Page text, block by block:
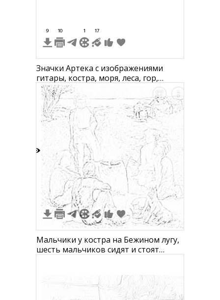
9 10 1 17
Значки Артека с изображениями
гитары, костра, моря, леса, гор,
лагеря, палаточного города и
природы.
Мальчики у костра на Бежином лугу,
шесть мальчиков сидят и стоят